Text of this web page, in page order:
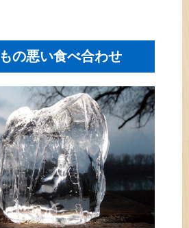
の悪い食べ合わせ